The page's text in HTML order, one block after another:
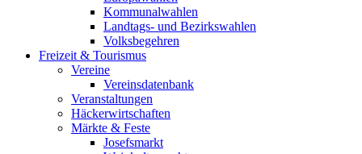
Kommunalwahlen
Landtags- und Bezirkswahlen
Volksbegehren
Freizeit & Tourismus
Vereine
Vereinsdatenbank
Veranstaltungen
Häckerwirtschaften
Märkte & Feste
Josefsmarkt